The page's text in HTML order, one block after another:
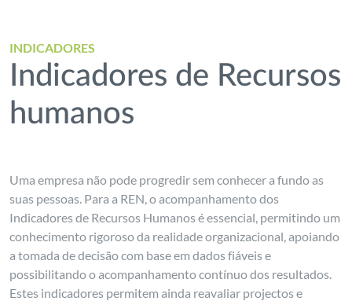
INDICADORES
Indicadores de Recursos
humanos
Uma empresa não pode progredir sem conhecer a fundo as
suas pessoas. Para a REN, o acompanhamento dos
Indicadores de Recursos Humanos é essencial, permitindo um
conhecimento rigoroso da realidade organizacional, apoiando
a tomada de decisão com base em dados fiáveis e
possibilitando o acompanhamento contínuo dos resultados.
Estes indicadores permitem ainda reavaliar projectos e